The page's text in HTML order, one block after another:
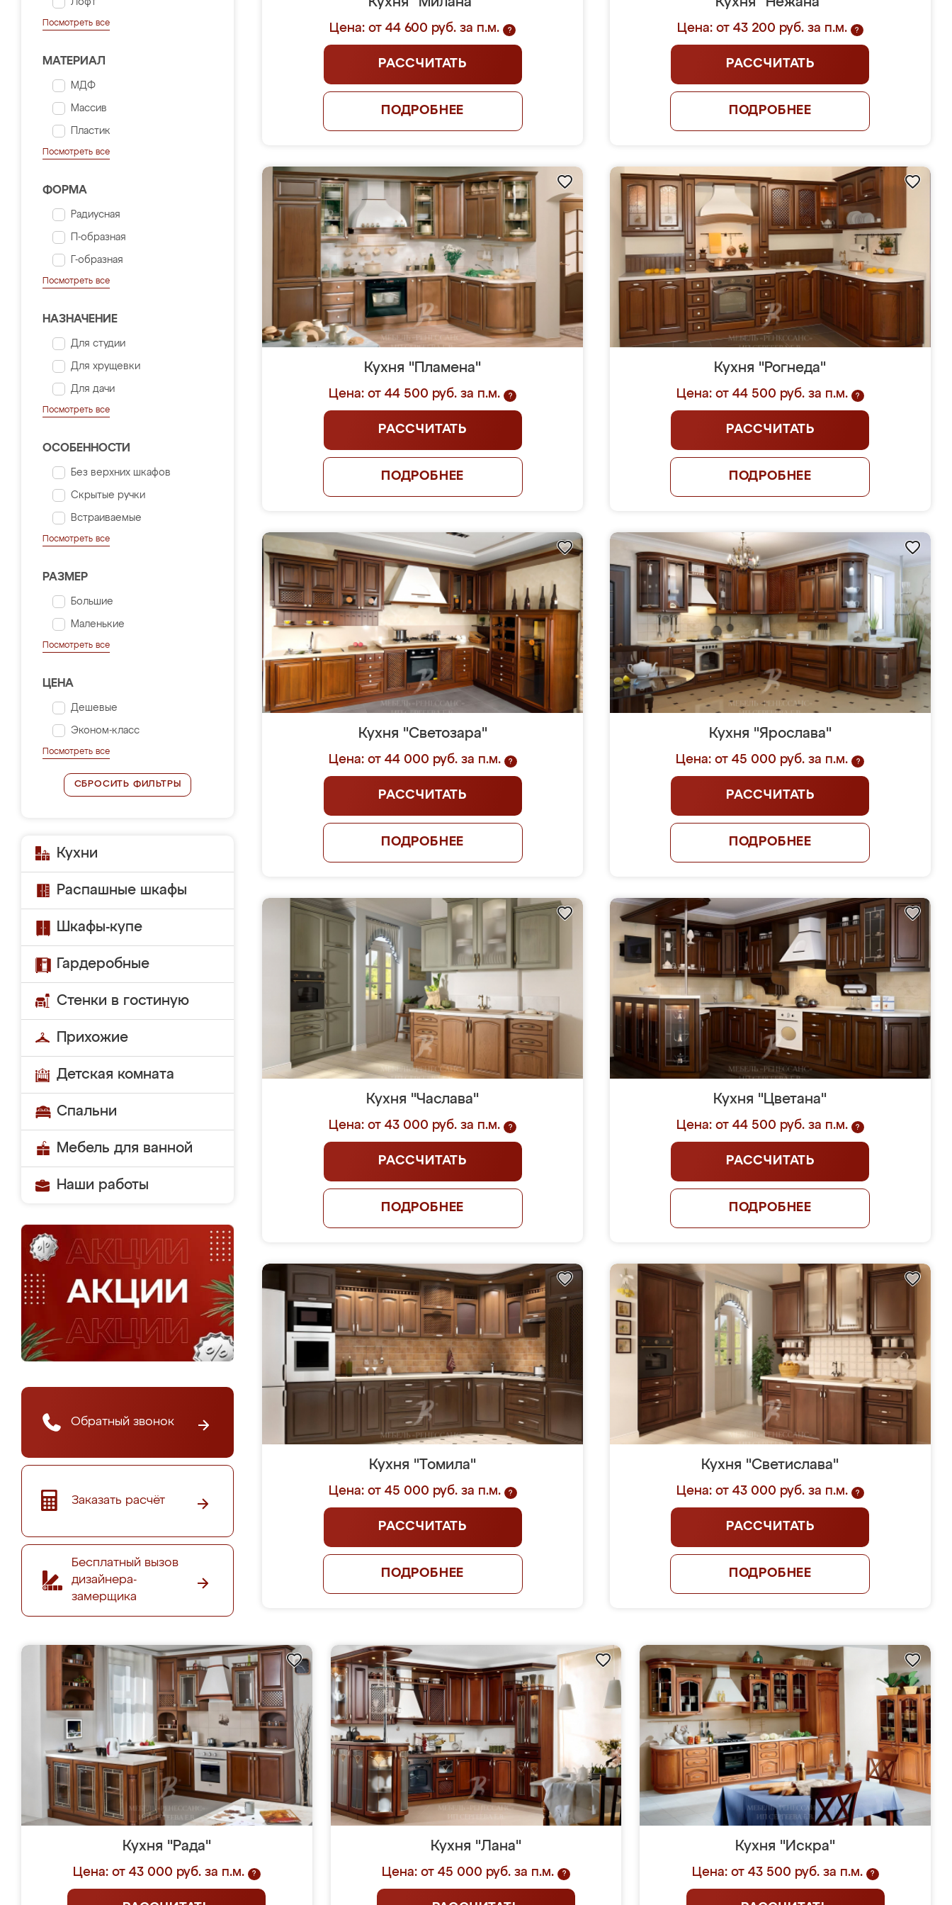
Лофт
Посмотреть все
МАТЕРИАЛ
МДФ
Массив
Пластик
Посмотреть все
ФОРМА
Радиусная
П-образная
Г-образная
Посмотреть все
НАЗНАЧЕНИЕ
Для студии
Для хрущевки
Для дачи
Посмотреть все
ОСОБЕННОСТИ
Без верхних шкафов
Скрытые ручки
Встраиваемые
Посмотреть все
РАЗМЕР
Большие
Маленькие
Посмотреть все
ЦЕНА
Дешевые
Эконом-класс
Посмотреть все
СБРОСИТЬ ФИЛЬТРЫ
Кухни
Распашные шкафы
Шкафы-купе
Гардеробные
Стенки в гостиную
Прихожие
Детская комната
Спальни
Мебель для ванной
Наши работы
Обратный звонок
Заказать расчёт
Бесплатный вызов
дизайнера-
замерщика
Цена: от 44 600 руб. за п.м. ?
РАССЧИТАТЬ
ПОДРОБНЕЕ
Цена: от 43 200 руб. за п.м. ?
РАССЧИТАТЬ
ПОДРОБНЕЕ
Кухня "Пламена"
Цена: от 44 500 руб. за п.м. ?
РАССЧИТАТЬ
ПОДРОБНЕЕ
Кухня "Рогнеда"
Цена: от 44 500 руб. за п.м. ?
РАССЧИТАТЬ
ПОДРОБНЕЕ
Кухня "Светозара"
Цена: от 44 000 руб. за п.м. ?
РАССЧИТАТЬ
ПОДРОБНЕЕ
Кухня "Ярослава"
Цена: от 45 000 руб. за п.м. ?
РАССЧИТАТЬ
ПОДРОБНЕЕ
Кухня "Часлава"
Цена: от 43 000 руб. за п.м. ?
РАССЧИТАТЬ
ПОДРОБНЕЕ
Кухня "Цветана"
Цена: от 44 500 руб. за п.м. ?
РАССЧИТАТЬ
ПОДРОБНЕЕ
Кухня "Томила"
Цена: от 45 000 руб. за п.м. ?
РАССЧИТАТЬ
ПОДРОБНЕЕ
Кухня "Светислава"
Цена: от 43 000 руб. за п.м. ?
РАССЧИТАТЬ
ПОДРОБНЕЕ
Кухня "Рада"
Цена: от 43 000 руб. за п.м. ?
Кухня "Лана"
Цена: от 45 000 руб. за п.м. ?
Кухня "Искра"
Цена: от 43 500 руб. за п.м. ?